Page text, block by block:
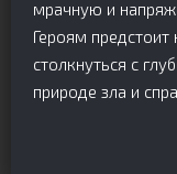
мрачную и
Героям
столкнуться с
природе зла и